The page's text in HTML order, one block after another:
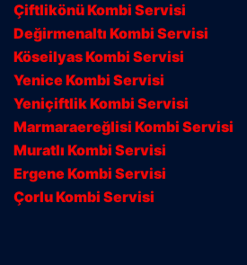
Çiftlikönü Kombi Servisi
Değirmenaltı Kombi Servisi
Köseilyas Kombi Servisi
Yenice Kombi Servisi
Yeniçiftlik Kombi Servisi
Marmaraereğlisi Kombi Servisi
Muratlı Kombi Servisi
Ergene Kombi Servisi
Çorlu Kombi Servisi